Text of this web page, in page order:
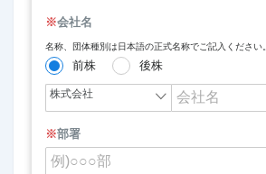
※会社名
名称、団体種別は日本語の正式名称でご記入ください。
前株 後株
※部署